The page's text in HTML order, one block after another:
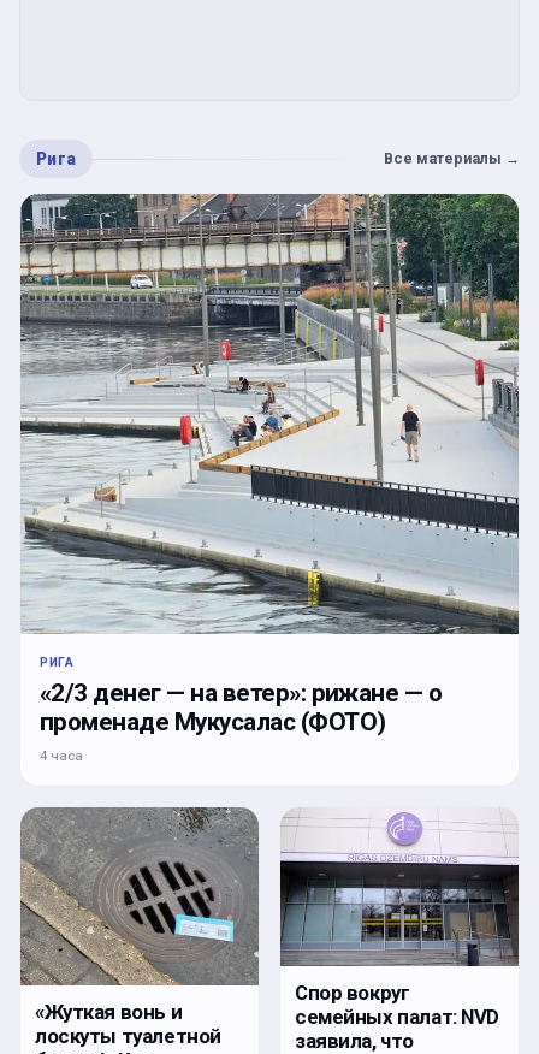
Рига Все материалы →
РИГА
«2/3 денег — на ветер»: рижане — о
променаде Мукусалас (ФОТО)
4 часа
«Жуткая вонь и
лоскуты туалетной
Спор вокруг
семейных палат: NVD
заявила, что